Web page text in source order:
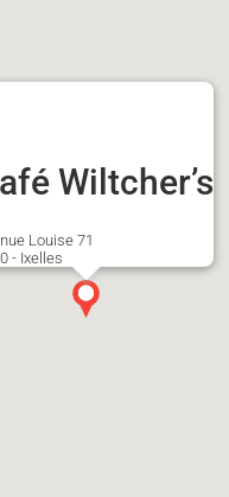
Wiltcher’s
Louise 71
- Ixelles